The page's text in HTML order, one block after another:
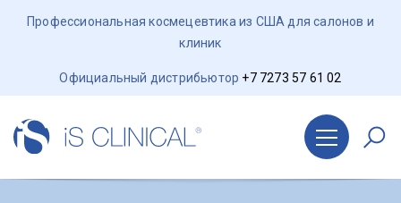
Профессиональная космецевтика из США для салонов и
клиник
Официальный дистрибьютор +7 7273 57 61 02